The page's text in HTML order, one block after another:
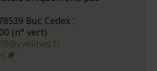
Buc Cedex ;
(n° vert)